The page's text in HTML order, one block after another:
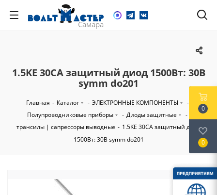
1.5KE 30CA защитный диод 1500Вт: 30В
symm do201
Главная - Каталог - ЭЛЕКТРОННЫЕ КОМПОНЕНТЫ
-
Полупроводниковые приборы
- Диоды защитные
-
трансилы | сапрессоры выводные - 1.5KE 30CA защитный диод
1500Вт: 30В symm do201
0
0